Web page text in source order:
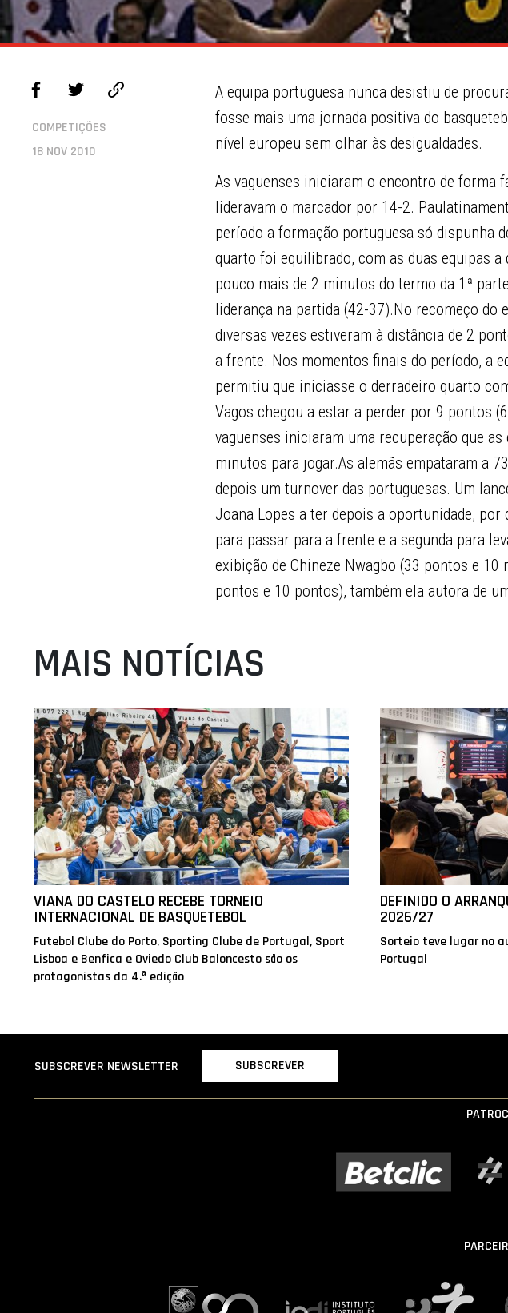
COMPETIÇÕES
18 NOV 2010
A equipa portuguesa nunca desistiu de
fosse mais uma jornada positiva do
nível europeu sem olhar às desigualdades.
As vaguenses iniciaram o encontro de forma
lideravam o marcador por 14-2.
período a formação portuguesa só dispunha
quarto foi equilibrado, com as duas equipas
pouco mais de 2 minutos do termo da 1ª
liderança na partida (42-37).No recomeço do
diversas vezes estiveram à distância de 2
a frente. Nos momentos finais do período, a
permitiu que iniciasse o derradeiro quarto
Vagos chegou a estar a perder por 9 pontos
vaguenses iniciaram uma recuperação que
minutos para jogar.As alemãs empataram a
depois um turnover das portuguesas. Um
Joana Lopes a ter depois a oportunidade,
para passar para a frente e a segunda para
exibição de Chineze Nwagbo (33 pontos e
pontos e 10 pontos), também ela autora de
MAIS NOTÍCIAS
VIANA DO CASTELO RECEBE TORNEIO
INTERNACIONAL DE BASQUETEBOL
Futebol Clube do Porto, Sporting Clube de Portugal, Sport
Lisboa e Benfica e Oviedo Club Baloncesto são os
protagonistas da 4.ª edição
DEFINIDO O
2026/27
Sorteio teve lugar no
Portugal
SUBSCREVER NEWSLETTER SUBSCREVER